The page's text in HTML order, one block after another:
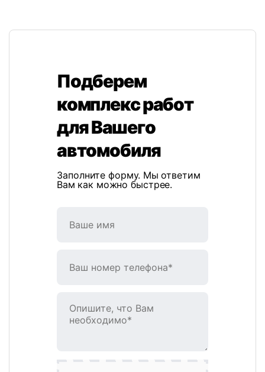
Подберем
комплекс работ
для Вашего
автомобиля
Заполните форму. Мы ответим
Вам как можно быстрее.